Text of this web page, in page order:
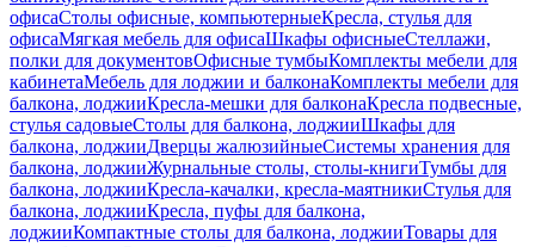
офисаСтолы офисные, компьютерныеКресла, стулья для
офисаМягкая мебель для офисаШкафы офисныеСтеллажи,
полки для документовОфисные тумбыКомплекты мебели для
кабинетаМебель для лоджии и балконаКомплекты мебели для
балкона, лоджииКресла-мешки для балконаКресла подвесные,
стулья садовыеСтолы для балкона, лоджииШкафы для
балкона, лоджииДверцы жалюзийныеСистемы хранения для
балкона, лоджииЖурнальные столы, столы-книгиТумбы для
балкона, лоджииКресла-качалки, кресла-маятникиСтулья для
балкона, лоджииКресла, пуфы для балкона,
лоджииКомпактные столы для балкона, лоджииТовары для